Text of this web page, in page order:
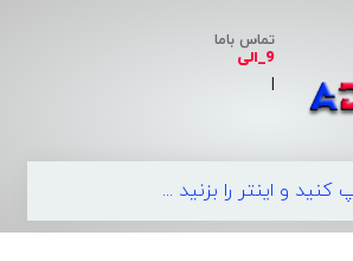
تماس باما
9_الی
|